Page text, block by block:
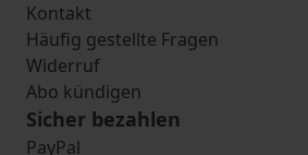
Kontakt
Häufig gestellte Fragen
Widerruf
Abo kündigen
Sicher bezahlen
PayPal